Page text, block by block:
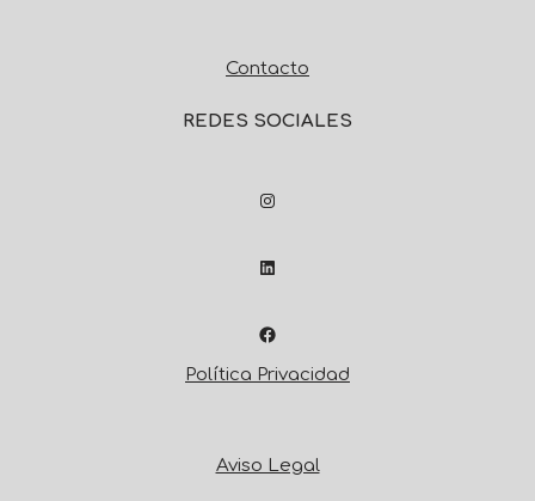
Contacto
REDES SOCIALES
Política Privacidad
Aviso Legal